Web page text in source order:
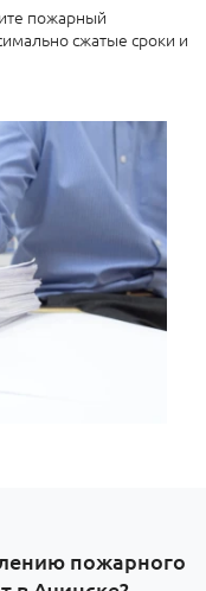
пожарный
сжатые сроки и
пожарного